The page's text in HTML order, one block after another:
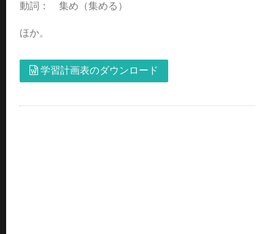
動詞： 集め（集める）
ほか。
学習計画表のダウンロード